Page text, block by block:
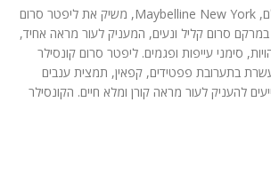
מותג האיפור מס' 1 בעולם, Maybelline New York, משיק את ליפטר סרום
במרקם סרום קליל ונעים, המעניק לעור מראה אחיד,
סימני עייפות ופגמים. ליפטר סרום קונסילר
בתערובת פפטידים, קפאין, תמצית ענבים
להעניק לעור מראה קורן ומלא חיים. הקונסילר